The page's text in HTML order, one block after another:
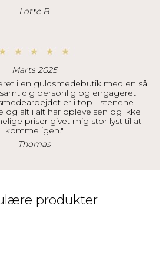
Lotte B
Marts 2025
i en guldsmedebutik med en så
personlig og engageret
er i top - stenene
og alt i alt har oplevelsen og ikke
priser givet mig stor lyst til at
komme igen."
Thomas
produkter